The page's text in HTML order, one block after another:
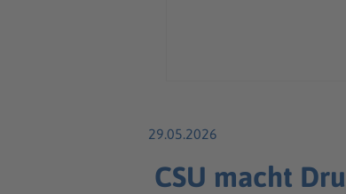
29.05.2026
CSU macht